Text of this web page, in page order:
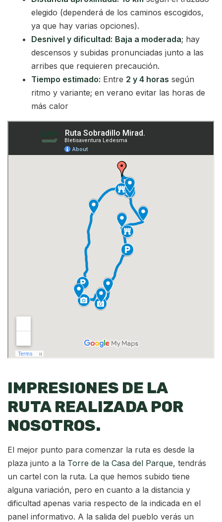
elegido (dependerá de los caminos escogidos,
ya que hay varias opciones).
Desnivel y dificultad: Baja a moderada; hay
descensos y subidas pronunciadas junto a las
arribes que requieren precaución.
Tiempo estimado: Entre 2 y 4 horas según
ritmo y variante; en verano evitar las horas de
más calor
IMPRESIONES DE LA
RUTA REALIZADA POR
NOSOTROS.
El mejor punto para comenzar la ruta es desde la
plaza junto a la Torre de la Casa del Parque, tendrás
un cartel con la ruta. La que hemos subido tiene
alguna variación, pero en cuanto a la distancia y
dificultad apenas varia respecto de la indicada en el
panel informativo. A la salida del pueblo verás un